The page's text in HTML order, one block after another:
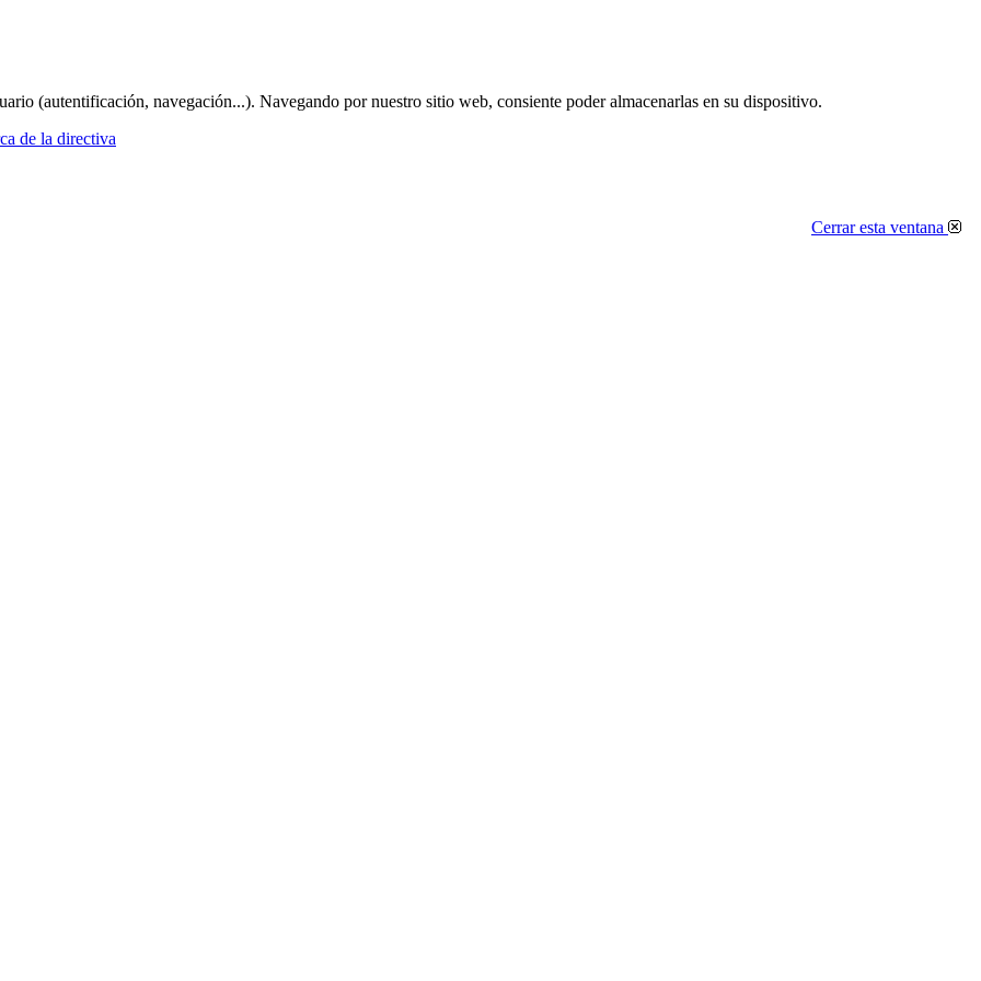
(autentificación, navegación...). Navegando por nuestro sitio web, consiente poder almacenarlas en su dispositivo.
de la directiva
Cerrar esta ventana